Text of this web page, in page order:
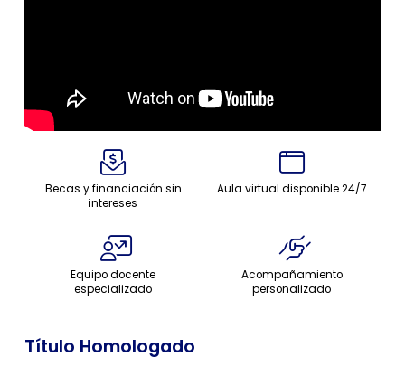
Becas y financiación sin
intereses
Aula virtual disponible 24/7
Equipo docente
especializado
Acompañamiento
personalizado
Título Homologado